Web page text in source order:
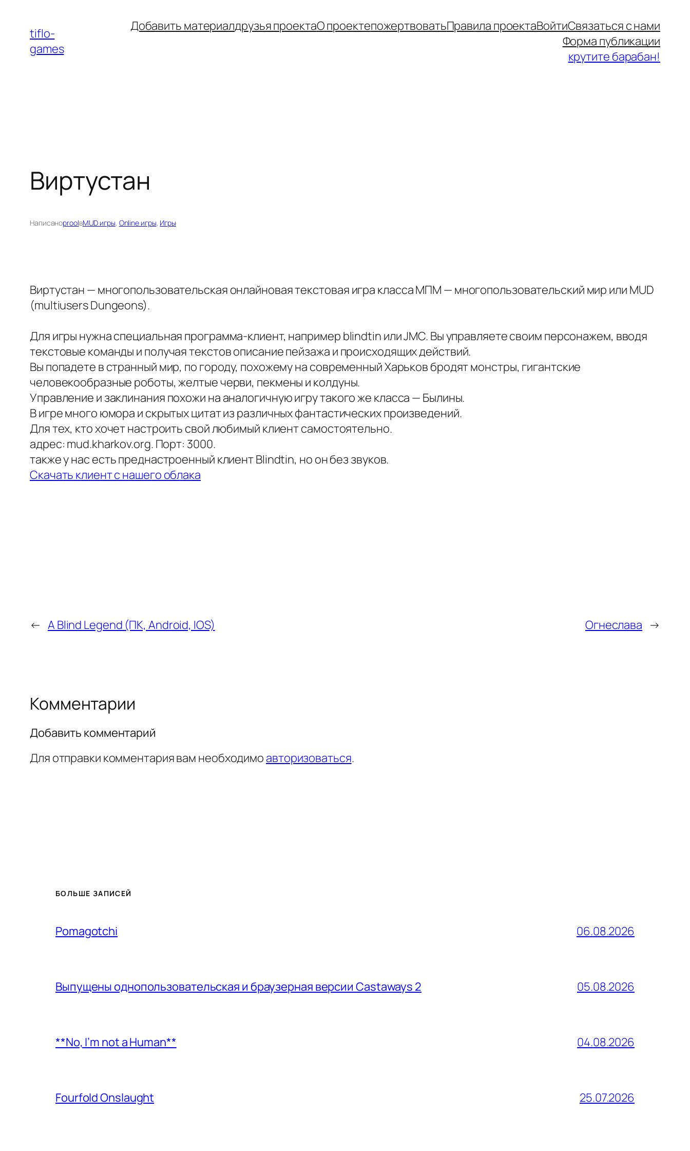
содержимому
tiflo-
games
Добавить материалдрузья проектаО проектепожертвоватьПравила проектаВойтиСвязаться с нами
Форма публикации
крутите барабан!
Виртустан
НаписаноproolвMUD игры, Online игры, Игры
Виртустан — многопользовательская онлайновая текстовая игра класса МПМ — многопользовательский мир или MUD
(multiusers Dungeons).
Для игры нужна специальная программа-клиент, например blindtin или JMC. Вы управляете своим персонажем, вводя
текстовые команды и получая текстов описание пейзажа и происходящих действий.
Вы попадете в странный мир, по городу, похожему на современный Харьков бродят монстры, гигантские
человекообразные роботы, желтые черви, пекмены и колдуны.
Управление и заклинания похожи на аналогичную игру такого же класса — Былины.
В игре много юмора и скрытых цитат из различных фантастических произведений.
Для тех, кто хочет настроить свой любимый клиент самостоятельно.
адрес: mud.kharkov.org. Порт: 3000.
также у нас есть преднастроенный клиент Blindtin, но он без звуков.
Скачать клиент с нашего облака
← A Blind Legend (ПК, Android, IOS) Огнеслава →
Комментарии
Добавить комментарий
Для отправки комментария вам необходимо авторизоваться.
БОЛЬШЕ ЗАПИСЕЙ
Pomagotchi 06.08.2026
Выпущены однопользовательская и браузерная версии Castaways 2 05.08.2026
**No, I’m not a Human** 04.08.2026
Fourfold Onslaught 25.07.2026